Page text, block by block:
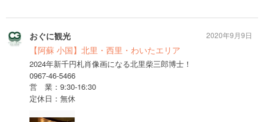
おぐに観光
【阿蘇 小国】北里・西里・わいたエリア
2024年新千円札肖像画になる北里柴三郎博士！
0967-46-5466
営 業：9:30-16:30
定休日：無休
2020年9月9日